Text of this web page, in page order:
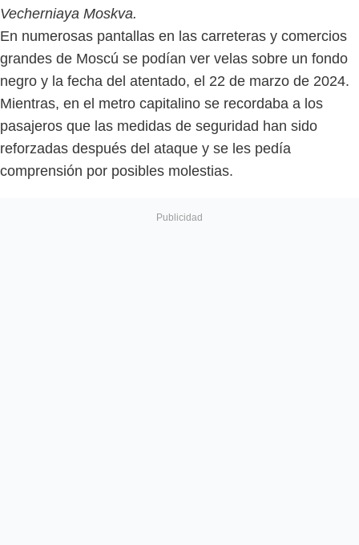
Vecherniaya Moskva.
En numerosas pantallas en las carreteras y comercios
grandes de Moscú se podían ver velas sobre un fondo
negro y la fecha del atentado, el 22 de marzo de 2024.
Mientras, en el metro capitalino se recordaba a los
pasajeros que las medidas de seguridad han sido
reforzadas después del ataque y se les pedía
comprensión por posibles molestias.